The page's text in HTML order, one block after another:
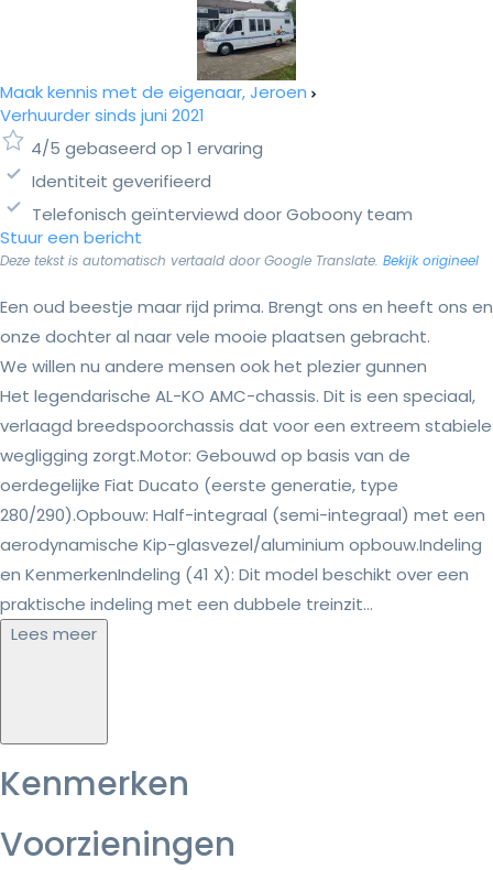
Maak kennis met de eigenaar, Jeroen
Verhuurder sinds juni 2021
4/5 gebaseerd op 1 ervaring
Identiteit geverifieerd
Telefonisch geïnterviewd door Goboony team
Stuur een bericht
Deze tekst is automatisch vertaald door Google Translate. Bekijk origineel
Een oud beestje maar rijd prima. Brengt ons en heeft ons en
onze dochter al naar vele mooie plaatsen gebracht.
We willen nu andere mensen ook het plezier gunnen
Het legendarische AL-KO AMC-chassis. Dit is een speciaal,
verlaagd breedspoorchassis dat voor een extreem stabiele
wegligging zorgt.Motor: Gebouwd op basis van de
oerdegelijke Fiat Ducato (eerste generatie, type
280/290).Opbouw: Half-integraal (semi-integraal) met een
aerodynamische Kip-glasvezel/aluminium opbouw.Indeling
en KenmerkenIndeling (41 X): Dit model beschikt over een
praktische indeling met een dubbele treinzit...
Lees meer
Kenmerken
Voorzieningen